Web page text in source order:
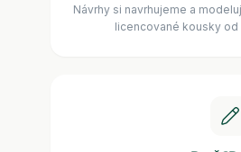
Návrhy si navrhujeme a
licencované kousky od